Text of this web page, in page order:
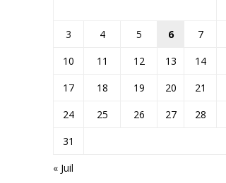
« Juil
3
4 5 6 7
10
11 12 13 14
17
18 19 20 21
24
25 26 27 28
31